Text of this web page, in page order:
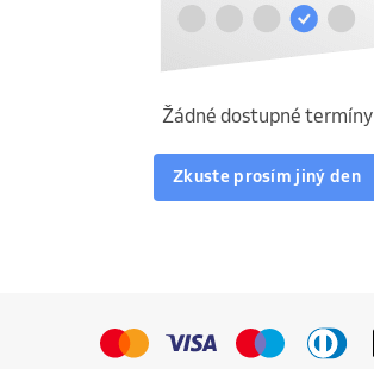
Žádné dostupné termíny
Zkuste prosím jiný den